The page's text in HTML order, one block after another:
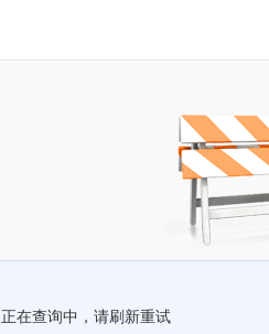
正在查询中，请刷新重试